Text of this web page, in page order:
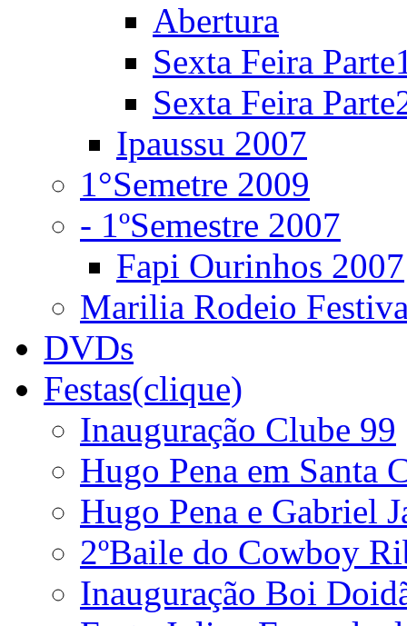
Abertura
Sexta Feira
Sexta Feira
Ipaussu 2007
1°Semetre 2009
- 1ºSemestre 2007
Fapi Ourinhos 2007
Marilia Rodeio
DVDs
Festas(clique)
Inauguração Clube 99
Hugo Pena em Santa
Hugo Pena e Gabriel
2ºBaile do Cowboy
Inauguração Boi